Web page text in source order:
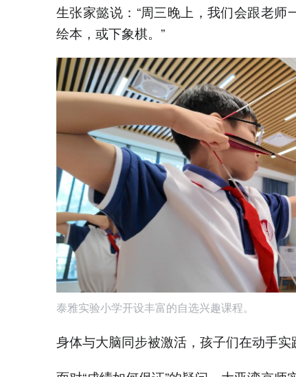
生张家懿说：“周三晚上，我们会跟老
绘本，或下象棋。”
泰雅实验小学开设丰富的自选兴趣课程。
身体与大脑同步被激活，孩子们在动手实